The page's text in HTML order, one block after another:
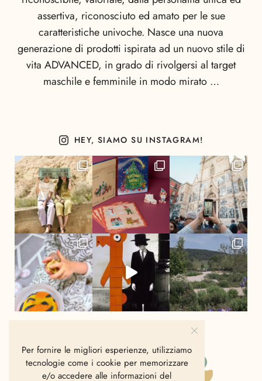
assertiva, riconosciuto ed amato per le sue
caratteristiche univoche. Nasce una nuova
generazione di prodotti ispirata ad un nuovo stile di
vita ADVANCED, in grado di rivolgersi al target
maschile e femminile in modo mirato …
HEY, SIAMO SU INSTAGRAM!
Per fornire le migliori esperienze, utilizziamo
tecnologie come i cookie per memorizzare
e/o accedere alle informazioni del